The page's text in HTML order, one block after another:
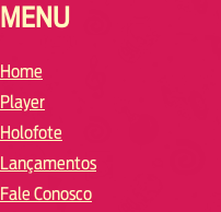
MENU
Home
Player
Holofote
Lançamentos
Fale Conosco